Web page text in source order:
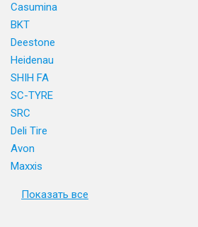
Casumina
BKT
Deestone
Heidenau
SHIH FA
SC-TYRE
SRC
Deli Tire
Avon
Maxxis
Показать все